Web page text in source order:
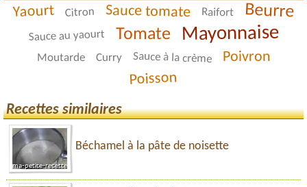
Yaourt Citron Sauce tomate Raifort Beurre
Sauce au yaourt Tomate Mayonnaise
Moutarde Curry Sauce à la crème Poivron
Poisson
Recettes similaires
Béchamel à la pâte de noisette